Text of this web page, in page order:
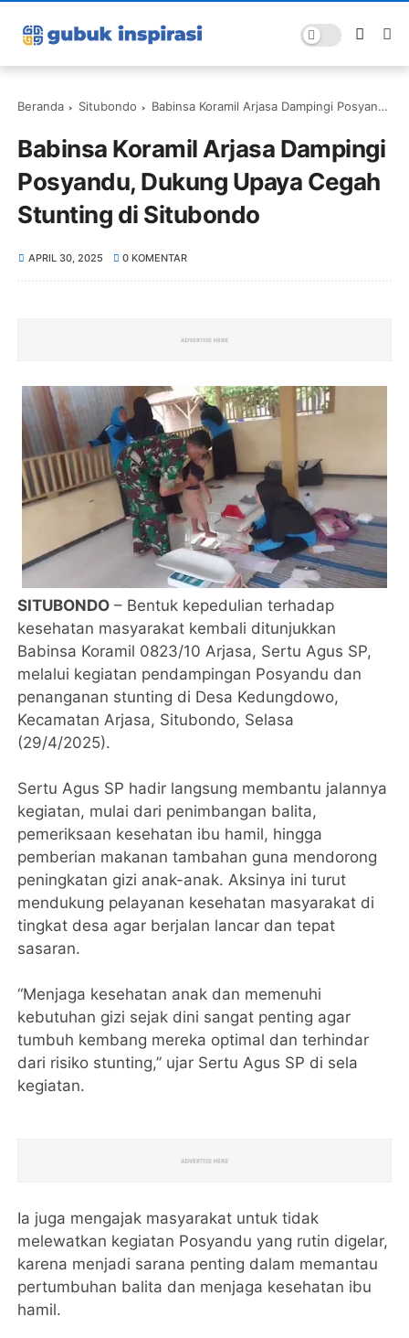
Beranda Situbondo Babinsa Koramil Arjasa Dampingi Posyandu, Dukung Upaya Cegah Stunting di Situbondo
Babinsa Koramil Arjasa Dampingi
Posyandu, Dukung Upaya Cegah
Stunting di Situbondo
APRIL 30, 2025 0 KOMENTAR
SITUBONDO – Bentuk kepedulian terhadap
kesehatan masyarakat kembali ditunjukkan
Babinsa Koramil 0823/10 Arjasa, Sertu Agus SP,
melalui kegiatan pendampingan Posyandu dan
penanganan stunting di Desa Kedungdowo,
Kecamatan Arjasa, Situbondo, Selasa
(29/4/2025).
Sertu Agus SP hadir langsung membantu jalannya
kegiatan, mulai dari penimbangan balita,
pemeriksaan kesehatan ibu hamil, hingga
pemberian makanan tambahan guna mendorong
peningkatan gizi anak-anak. Aksinya ini turut
mendukung pelayanan kesehatan masyarakat di
tingkat desa agar berjalan lancar dan tepat
sasaran.
“Menjaga kesehatan anak dan memenuhi
kebutuhan gizi sejak dini sangat penting agar
tumbuh kembang mereka optimal dan terhindar
dari risiko stunting,” ujar Sertu Agus SP di sela
kegiatan.
Ia juga mengajak masyarakat untuk tidak
melewatkan kegiatan Posyandu yang rutin digelar,
karena menjadi sarana penting dalam memantau
pertumbuhan balita dan menjaga kesehatan ibu
hamil.